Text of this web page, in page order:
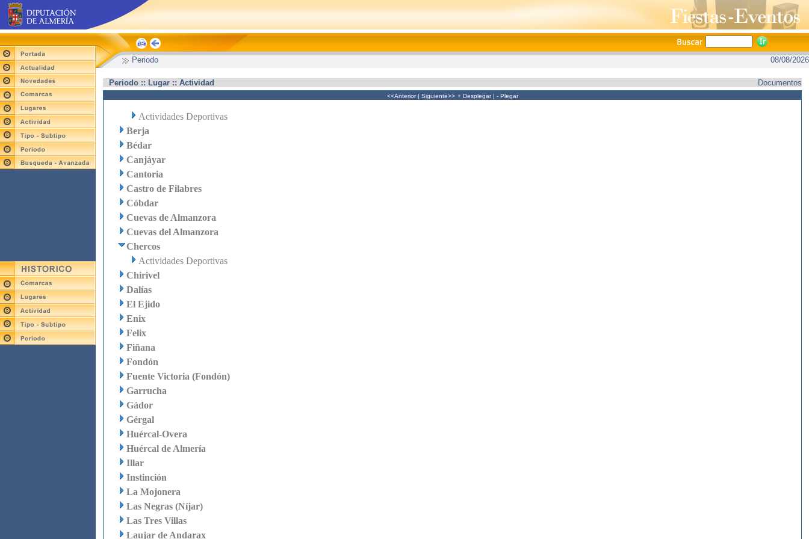
Periodo 08/08/2026
Periodo :: Lugar :: Actividad Documentos
<<Anterior| Siguiente>> + Desplegar| - Plegar
Actividades Deportivas
Berja
Bédar
Canjáyar
Cantoria
Castro de Filabres
Cóbdar
Cuevas de Almanzora
Cuevas del Almanzora
Chercos
Actividades Deportivas
Chirivel
Dalías
El Ejido
Enix
Felix
Fiñana
Fondón
Fuente Victoria (Fondón)
Garrucha
Gádor
Gérgal
Huércal-Overa
Huércal de Almería
Illar
Instinción
La Mojonera
Las Negras (Níjar)
Las Tres Villas
Laujar de Andarax